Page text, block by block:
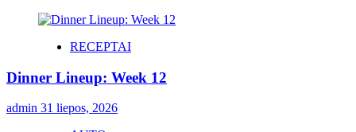
RECEPTAI
Dinner Lineup: Week 12
admin 31 liepos, 2026